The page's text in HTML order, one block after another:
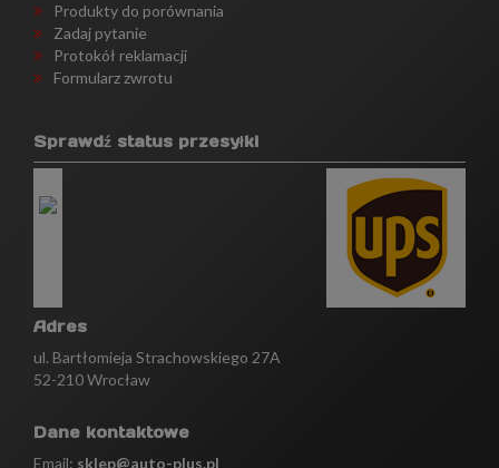
Produkty do porównania
Zadaj pytanie
Protokół reklamacji
Formularz zwrotu
Sprawdź status przesyłki
Adres
ul. Bartłomieja Strachowskiego 27A
52-210 Wrocław
Dane kontaktowe
Email: sklep@auto-plus.pl